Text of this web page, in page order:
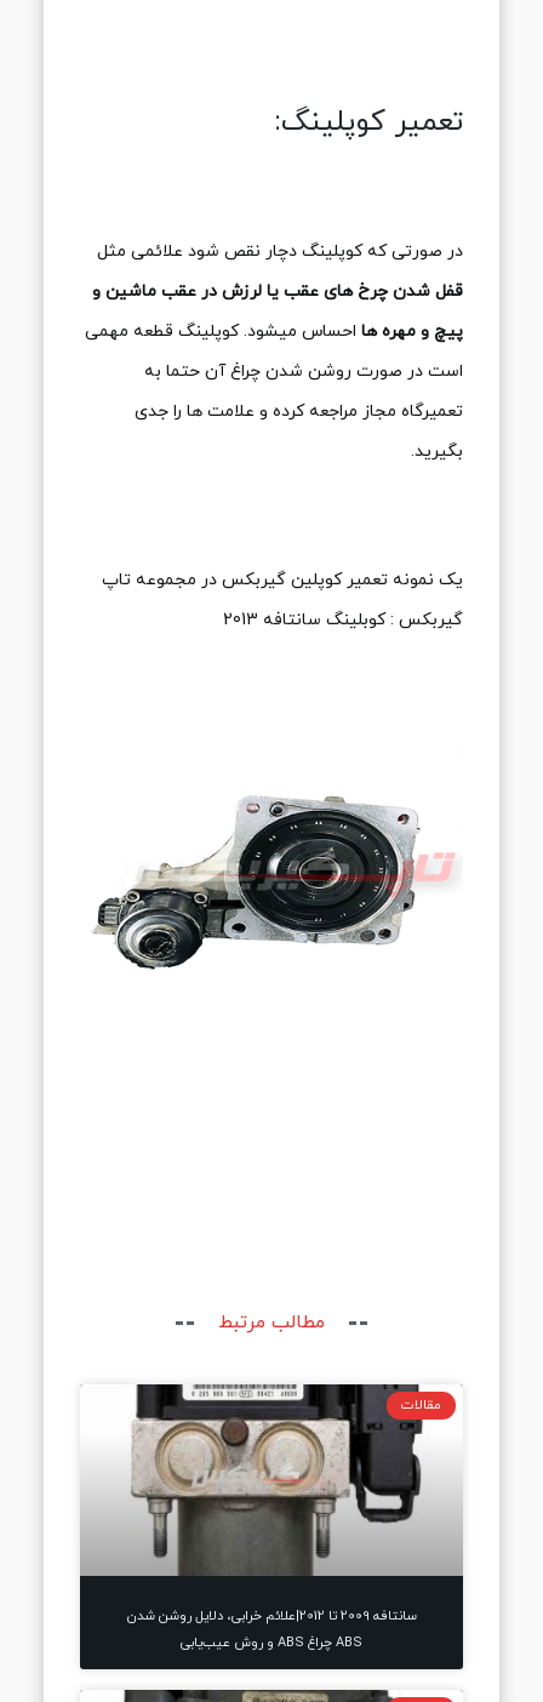
تعمیر کوپلینگ:
در صورتی که کوپلینگ دچار نقص شود علائمی مثل
قفل شدن چرخ های عقب یا لرزش در عقب ماشین و
پیچ و مهره ها احساس میشود. کوپلینگ قطعه مهمی
است در صورت روشن شدن چراغ آن حتما به
تعمیرگاه مجاز مراجعه کرده و علامت ها را جدی
بگیرید.
یک نمونه تعمیر کوپلین گیربکس در مجموعه تاپ
گیربکس : کوبلینگ سانتافه 2013
مطالب مرتبط
مقالات
سانتافه 2009 تا 2012|علائم خرابی، دلایل روشن شدن
ABS چراغ ABS و روش عیب‌یابی